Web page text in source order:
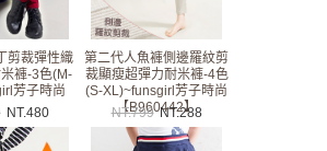
剪裁彈性織
褲-3色(M-
芳子時尚
NT.480
第二代人魚褲側邊羅紋剪
裁顯瘦超彈力耐米褲-4色
(S-XL)~funsgirl芳子時尚
【B960442】
NT.799 NT.288